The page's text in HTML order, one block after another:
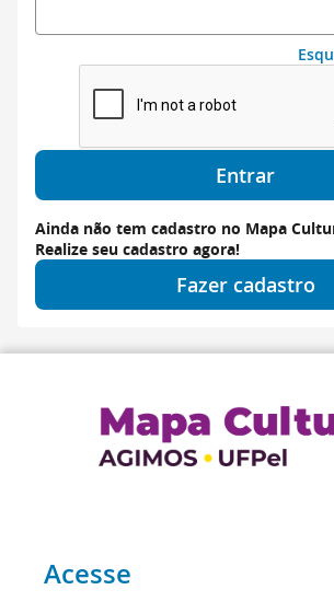
Entrar
Ainda não tem cadastro no Mapa
Realize seu cadastro agora!
Fazer cadastro
Acesse